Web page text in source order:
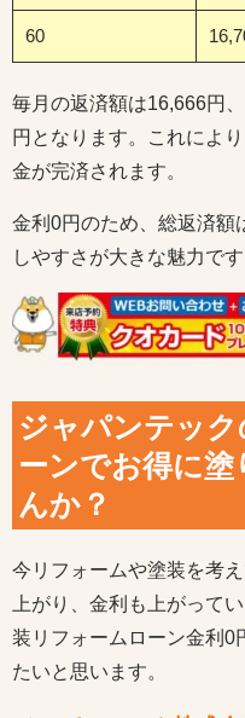
60
毎月の返済額は16,666円
円となります。これによ
金が完済されます。
金利0円のため、総返済額
しやすさが大きな魅力です
ジャパンテッ
ーンでお得に
んか？
今リフォームや塗装を考
上がり、金利も上がって
装リフォームローン金利0
たいと思います。